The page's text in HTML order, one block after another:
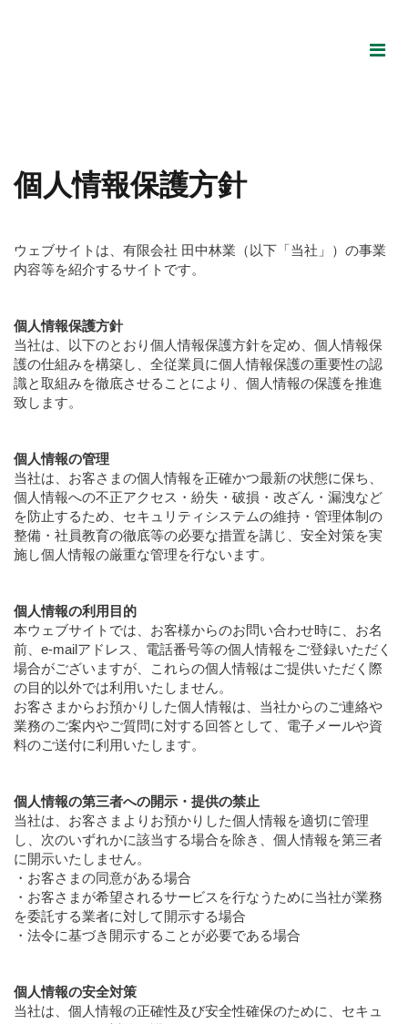
個人情報保護方針
ウェブサイトは、有限会社 田中林業（以下「当社」）の事業
内容等を紹介するサイトです。
個人情報保護方針
当社は、以下のとおり個人情報保護方針を定め、個人情報保
護の仕組みを構築し、全従業員に個人情報保護の重要性の認
識と取組みを徹底させることにより、個人情報の保護を推進
致します。
個人情報の管理
当社は、お客さまの個人情報を正確かつ最新の状態に保ち、
個人情報への不正アクセス・紛失・破損・改ざん・漏洩など
を防止するため、セキュリティシステムの維持・管理体制の
整備・社員教育の徹底等の必要な措置を講じ、安全対策を実
施し個人情報の厳重な管理を行ないます。
個人情報の利用目的
本ウェブサイトでは、お客様からのお問い合わせ時に、お名
前、e-mailアドレス、電話番号等の個人情報をご登録いただく
場合がございますが、これらの個人情報はご提供いただく際
の目的以外では利用いたしません。
お客さまからお預かりした個人情報は、当社からのご連絡や
業務のご案内やご質問に対する回答として、電子メールや資
料のご送付に利用いたします。
個人情報の第三者への開示・提供の禁止
当社は、お客さまよりお預かりした個人情報を適切に管理
し、次のいずれかに該当する場合を除き、個人情報を第三者
に開示いたしません。
・お客さまの同意がある場合
・お客さまが希望されるサービスを行なうために当社が業務
を委託する業者に対して開示する場合
・法令に基づき開示することが必要である場合
個人情報の安全対策
当社は、個人情報の正確性及び安全性確保のために、セキュ